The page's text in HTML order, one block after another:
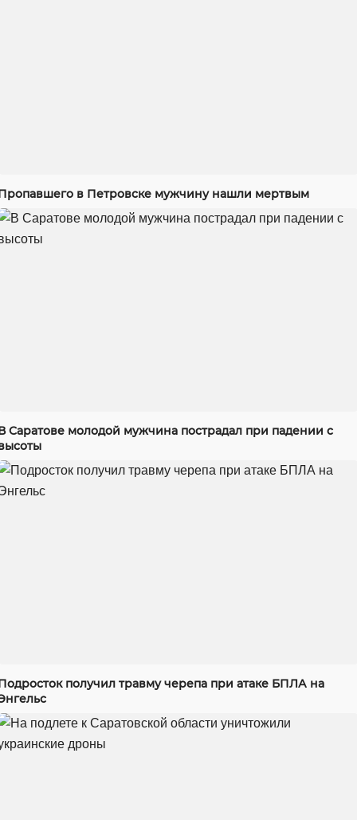
в Петровске мужчину нашли мертвым
Саратове молодой мужчина пострадал при падении с
получил травму черепа при атаке БПЛА на